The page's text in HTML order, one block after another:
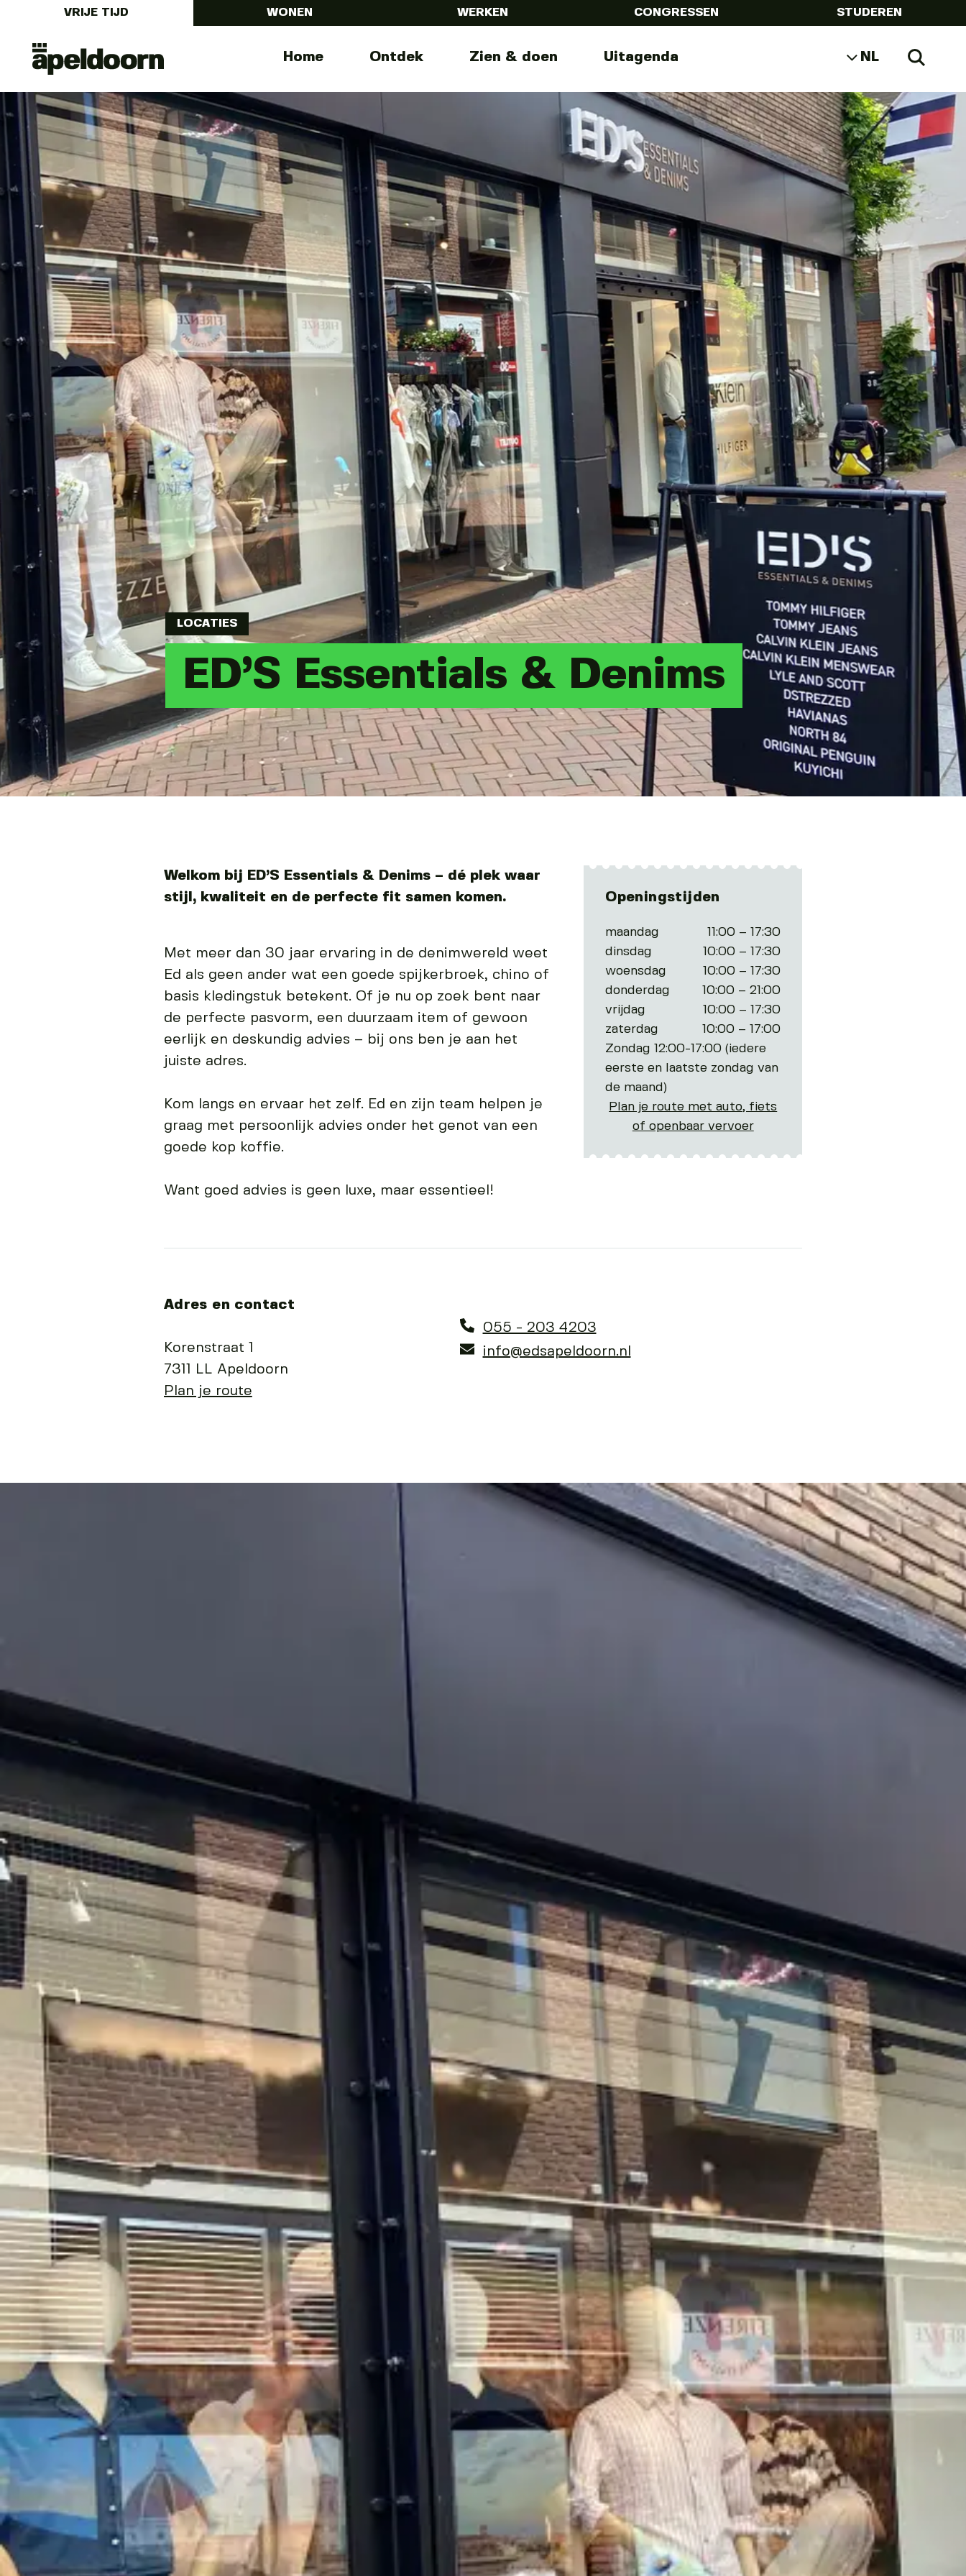
VRIJE TIJD WONEN WERKEN CONGRESSEN STUDEREN
Uit
Apeldoorn
MenuHome Ontdek Zien & doen Uitagenda NL
DE
LOCATIES
ED’S Essentials & Denims
Openingstijden
maandag
11:00 – 17:30
dinsdag
10:00 – 17:30
woensdag
10:00 – 17:30
donderdag
10:00 – 21:00
vrijdag
10:00 – 17:30
zaterdag
10:00 – 17:00
Zondag 12:00-17:00 (iedere
eerste en laatste zondag van
de maand)
Plan je route met auto, fiets
of openbaar vervoer
Welkom bij ED’S Essentials & Denims – dé plek waar
stijl, kwaliteit en de perfecte fit samen komen.
Met meer dan 30 jaar ervaring in de denimwereld weet
Ed als geen ander wat een goede spijkerbroek, chino of
basis kledingstuk betekent. Of je nu op zoek bent naar
de perfecte pasvorm, een duurzaam item of gewoon
eerlijk en deskundig advies – bij ons ben je aan het
juiste adres.
Kom langs en ervaar het zelf. Ed en zijn team helpen je
graag met persoonlijk advies onder het genot van een
goede kop koffie.
Want goed advies is geen luxe, maar essentieel!
Adres en contact
Korenstraat 1
7311 LL Apeldoorn
Plan je route
055 - 203 4203
info@edsapeldoorn.nl